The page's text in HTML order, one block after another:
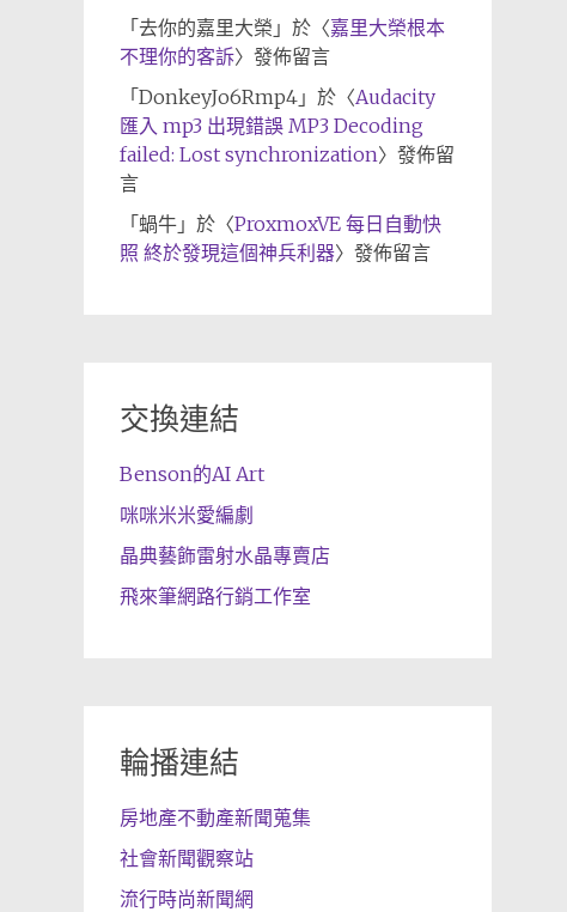
「 去你的嘉里大榮 」於〈嘉里大榮根本
不理你的客訴〉發佈留言
「 DonkeyJo6Rmp4」於〈Audacity
匯入 mp3 出現錯誤 MP3 Decoding
failed: Lost synchronization〉發佈留
言
「 蝸牛」於〈ProxmoxVE 每日自動快
照 終於發現這個神兵利器〉發佈留言
交換連結
Benson的AI Art
咪咪米米愛編劇
晶典藝飾雷射水晶專賣店
飛來筆網路行銷工作室
輪播連結
房地產不動產新聞蒐集
社會新聞觀察站
流行時尚新聞網